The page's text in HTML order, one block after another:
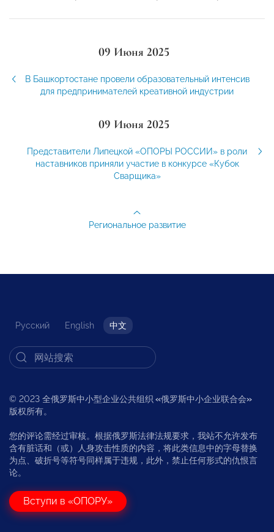
09 Июня 2025
В Башкортостане провели образовательный интенсив
для предпринимателей креативной индустрии
09 Июня 2025
Представители Липецкой «ОПОРЫ РОССИИ» в роли
наставников приняли участие в конкурсе «Кубок
Сварщика»
Региональное развитие
Русский English 中文
© 2023 全俄罗斯中小型企业公共组织 «俄罗斯中小企业联合会»
版权所有。
您的评论需经过审核。根据俄罗斯法律法规要求，我站不允许发布
含有脏话和（或）人身攻击性质的内容，将此类信息中的字母替换
为点、破折号等符号同样属于违规，此外，禁止任何形式的仇恨言
论。
Вступи в «ОПОРУ»